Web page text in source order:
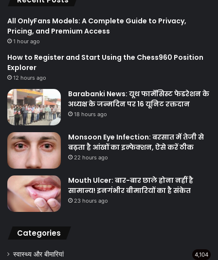
All OnlyFans Models: A Complete Guide to Privacy,
Pricing, and Premium Access
1 hour ago
How to Register and Start Using the Chess960 Position
Explorer
12 hours ago
Barabanki News: यूथ फार्मेसिस्ट फेडरेशन के
अध्यक्ष के जन्मदिन पर 16 यूनिट रक्तदान
18 hours ago
Monsoon Eye Infection: बरसात में तेजी से
बढ़ता है आंखों का इन्फेक्शन, ऐसे करें ठीक
22 hours ago
Mouth Ulcer: बार-बार छाले होना नहीं है
सामान्य! इनगंभीर बीमारियों का है संकेत
23 hours ago
Categories
स्वास्थ्य और बीमारियां 4,104